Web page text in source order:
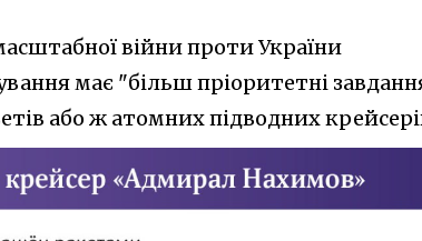
війни проти України
має "більш пріоритетні
або ж атомних підводних